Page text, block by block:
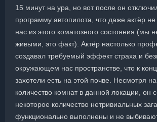
15 минут на ура, но вот после он
программу автопилота, что даже актёр не
нас из этого коматозного состояния (мы
живыми, это факт). Актёр настолько
создавал требуемый эффект страха и
окружающем нас пространстве, что к
захотели есть на этой почве. Несмотря
количество комнат в данной локации, он
некоторое количество нетривиальных
функционально выполнены и не